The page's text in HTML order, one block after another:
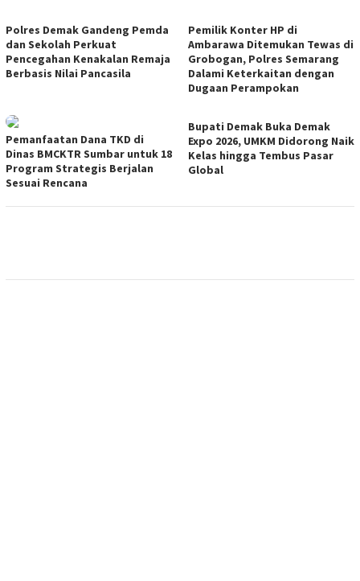
Polres Demak Gandeng Pemda
dan Sekolah Perkuat
Pencegahan Kenakalan Remaja
Berbasis Nilai Pancasila
Pemilik Konter HP di
Ambarawa Ditemukan Tewas di
Grobogan, Polres Semarang
Dalami Keterkaitan dengan
Dugaan Perampokan
Pemanfaatan Dana TKD di
Dinas BMCKTR Sumbar untuk 18
Program Strategis Berjalan
Sesuai Rencana
Bupati Demak Buka Demak
Expo 2026, UMKM Didorong Naik
Kelas hingga Tembus Pasar
Global